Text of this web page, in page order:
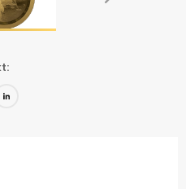
Pinterest